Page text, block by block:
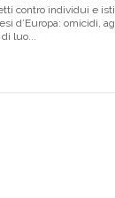
contro individui e
d’Europa: omicidi,
luo...